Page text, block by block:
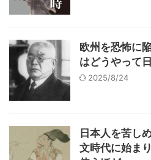
欧州を恐怖に
はどうやって
2025/8/24
日本人を苦し
文時代に始ま